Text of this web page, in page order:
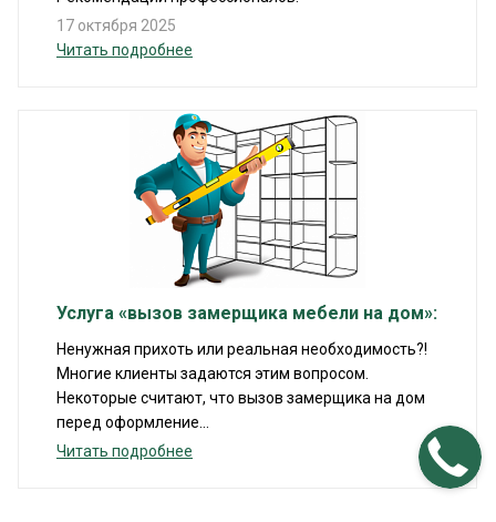
17 октября 2025
Читать подробнее
Услуга «вызов замерщика мебели на дом»:
Ненужная прихоть или реальная необходимость?!
Многие клиенты задаются этим вопросом.
Некоторые считают, что вызов замерщика на дом
перед оформление...
Читать подробнее